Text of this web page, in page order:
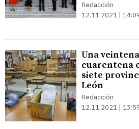
Redacción
12.11.2021 |
Una
cuarentena
siete
León
Redacción
12.11.2021 |